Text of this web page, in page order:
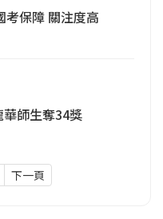
考保障 關注度高
華師生奪34獎
下一頁